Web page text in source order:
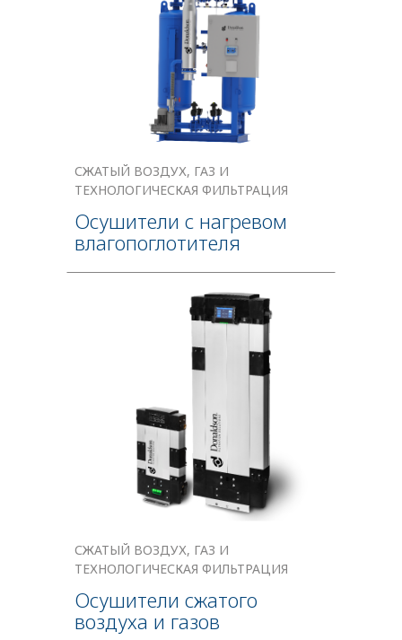
СЖАТЫЙ ВОЗДУХ, ГАЗ И
ТЕХНОЛОГИЧЕСКАЯ ФИЛЬТРАЦИЯ
Осушители с нагревом
влагопоглотителя
СЖАТЫЙ ВОЗДУХ, ГАЗ И
ТЕХНОЛОГИЧЕСКАЯ ФИЛЬТРАЦИЯ
Осушители сжатого
воздуха и газов